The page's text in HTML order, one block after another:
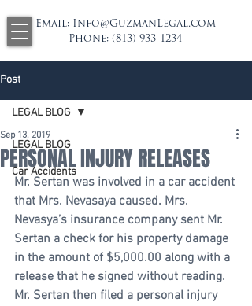
Email: Info@GuzmanLegal.com
Phone: (813) 933-1234
Post
LEGAL BLOG
Car Accidents
LEGAL BLOG
PERSONAL INJURY RELEASES
Sep 13, 2019
Mr. Sertan was involved in a car accident
that Mrs. Nevasaya caused. Mrs.
Nevasya’s insurance company sent Mr.
Sertan a check for his property damage
in the amount of $5,000.00 along with a
release that he signed without reading.
Mr. Sertan then filed a personal injury